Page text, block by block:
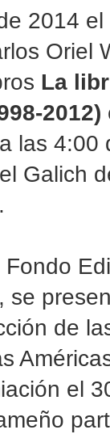
2014 el
Oriel
La
2012)
las 4:00
Galich
se
de
el